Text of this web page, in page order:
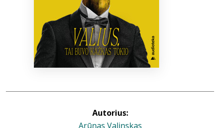
info@elvislab.lt
Autorius:
Arūnas Valinskas